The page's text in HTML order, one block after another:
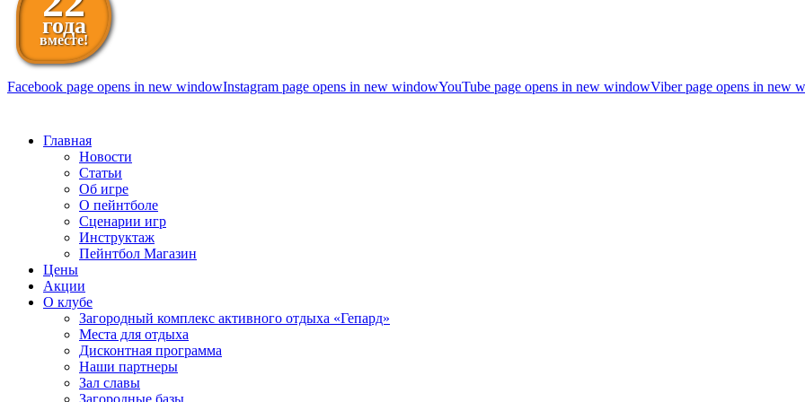
года
вместе!
Facebook page opens in new windowInstagram page opens in new windowYouTube page opens in new windowViber page opens in new
Главная
Новости
Статьи
Об игре
О пейнтболе
Сценарии игр
Инструктаж
Пейнтбол Магазин
Цены
Акции
О клубе
Загородный комплекс активного отдыха «Гепард»
Места для отдыха
Дисконтная программа
Наши партнеры
Зал славы
Загородные базы